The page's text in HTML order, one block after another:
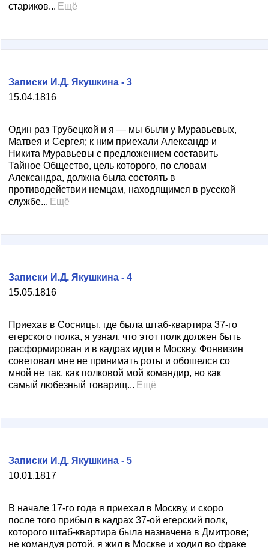
стариков... Ещё
15.04.1816
Записки И.Д. Якушкина - 3
Один раз Трубецкой и я — мы были у Муравьевых,
Матвея и Сергея; к ним приехали Александр и
Никита Муравьевы с предложением составить
Тайное Общество, цель которого, по словам
Александра, должна была состоять в
противодействии немцам, находящимся в русской
службе... Ещё
15.05.1816
Записки И.Д. Якушкина - 4
Приехав в Сосницы, где была штаб-квартира 37-го
егерского полка, я узнал, что этот полк должен быть
расформирован и в кадрах идти в Москву. Фонвизин
советовал мне не принимать роты и обошелся со
мной не так, как полковой мой командир, но как
самый любезный товарищ... Ещё
10.01.1817
Записки И.Д. Якушкина - 5
В начале 17-го года я приехал в Москву, и скоро
после того прибыл в кадрах 37-ой егерский полк,
которого штаб-квартира была назначена в Дмитрове;
не командуя ротой, я жил в Москве и ходил во фраке